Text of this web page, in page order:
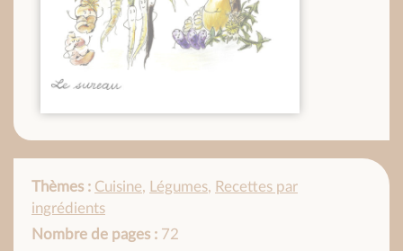
Thèmes : Cuisine, Légumes, Recettes par
ingrédients
Nombre de pages : 72